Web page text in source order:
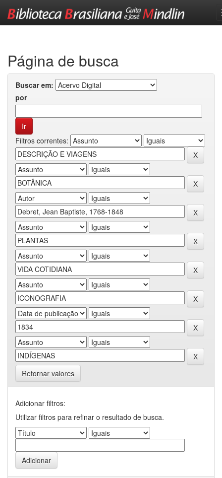
Página de busca
Buscar em:
por
Filtros correntes:
Retornar valores
Adicionar filtros:
Utilizar filtros para refinar o resultado de busca.